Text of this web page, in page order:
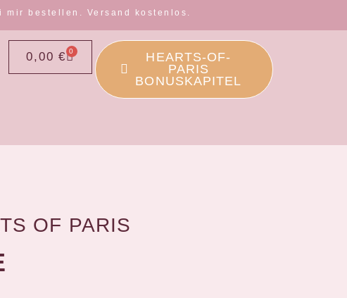
bestellen. Versand kostenlos.
0,00€ 0
HEARTS-OF-
PARIS
BONUSKAPITEL
OF PARIS